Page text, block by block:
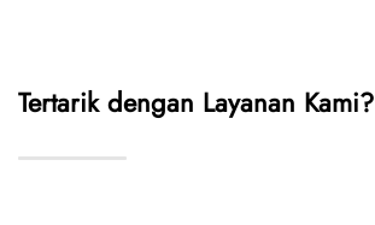
Tertarik dengan Layanan Kami?